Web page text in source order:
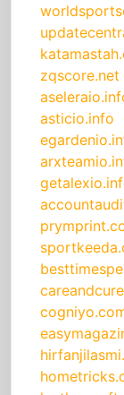
zqscore.net
asticio.info